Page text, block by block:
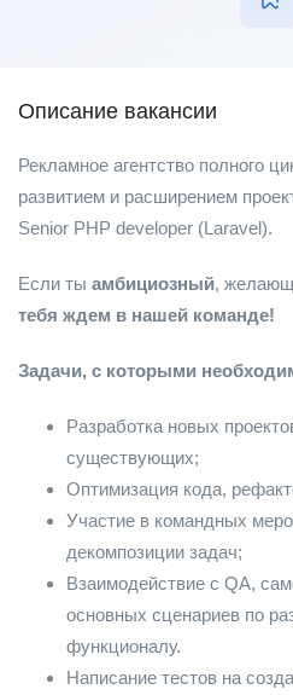
Описание вакансии
Рекламное агентство полного
развитием и расширением
Senior PHP developer (Laravel).
Если ты амбициозный,
тебя ждем в нашей команде!
Задачи, с которыми
Разработка новых
существующих;
Оптимизация кода,
Участие в командных
декомпозиции задач;
Взаимодействие с QA,
основных сценариев по
функционалу.
Написание тестов на